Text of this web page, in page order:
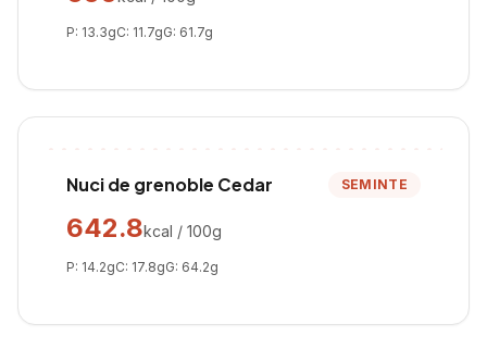
P: 13.3gC: 11.7gG: 61.7g
Nuci de grenoble Cedar SEMINTE
642.8kcal / 100g
P: 14.2gC: 17.8gG: 64.2g